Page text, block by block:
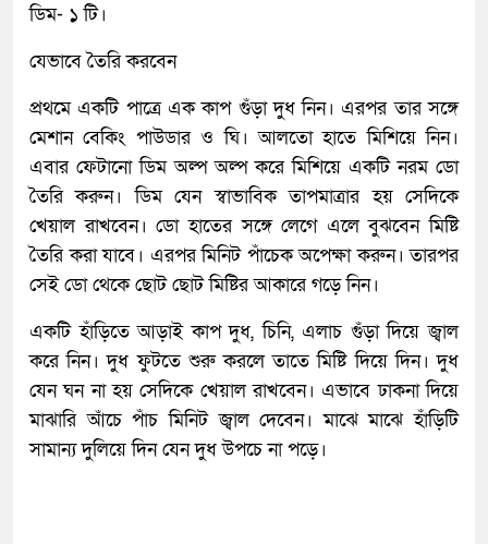
ডিম- ১ টি।
যেভাবে তৈরি করবেন
প্রথমে একটি পাত্রে এক কাপ গুঁড়া দুধ নিন। এরপর তার সঙ্গে
মেশান বেকিং পাউডার ও ঘি। আলতো হাতে মিশিয়ে নিন।
এবার ফেটানো ডিম অল্প অল্প করে মিশিয়ে একটি নরম ডো
তৈরি করুন। ডিম যেন স্বাভাবিক তাপমাত্রার হয় সেদিকে
খেয়াল রাখবেন। ডো হাতের সঙ্গে লেগে এলে বুঝবেন মিষ্টি
তৈরি করা যাবে। এরপর মিনিট পাঁচেক অপেক্ষা করুন। তারপর
সেই ডো থেকে ছোট ছোট মিষ্টির আকারে গড়ে নিন।
একটি হাঁড়িতে আড়াই কাপ দুধ, চিনি, এলাচ গুঁড়া দিয়ে জ্বাল
করে নিন। দুধ ফুটতে শুরু করলে তাতে মিষ্টি দিয়ে দিন। দুধ
যেন ঘন না হয় সেদিকে খেয়াল রাখবেন। এভাবে ঢাকনা দিয়ে
মাঝারি আঁচে পাঁচ মিনিট জ্বাল দেবেন। মাঝে মাঝে হাঁড়িটি
সামান্য দুলিয়ে দিন যেন দুধ উপচে না পড়ে।